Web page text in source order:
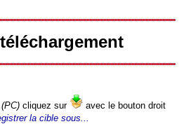
(PC) cliquez sur
avec le bouton droit
la cible sous...